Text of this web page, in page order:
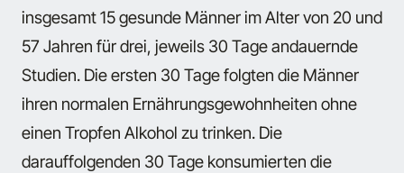
insgesamt 15 gesunde Männer im Alter von 20 und
57 Jahren für drei, jeweils 30 Tage andauernde
Studien. Die ersten 30 Tage folgten die Männer
ihren normalen Ernährungsgewohnheiten ohne
einen Tropfen Alkohol zu trinken. Die
darauffolgenden 30 Tage konsumierten die